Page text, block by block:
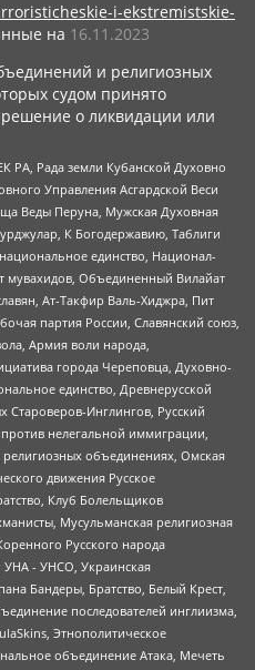
i-ekstremistskie-
на 16.11.2023
и религиозных
судом принято
о ликвидации или
РА, Рада земли Кубанской Духовно
Управления Асгардской Веси
Веды Перуна, Мужская Духовная
К Богодержавию, Таблиги
единство, Национал-
мувахидов, Объединенный Вилайат
Ат-Такфир Валь-Хиджра, Пит
партия России, Славянский союз,
Армия воли народа,
города Череповца, Духовно-
единство, Древнерусской
Староверов-Инглингов, Русский
нелегальной иммиграции,
объединениях, Омская
движения Русское
Клуб Болельщиков
Мусульманская религиозная
Русского народа
УНА - УНСО, Украинская
Бандеры, Братство, Белый Крест,
последователей инглиизма,
Этнополитическое
объединение Атака, Мечеть